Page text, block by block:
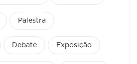
Palestra
Debate Exposição